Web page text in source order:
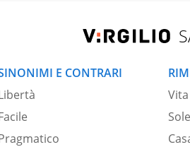
E CONTRARI
Vita
Sole